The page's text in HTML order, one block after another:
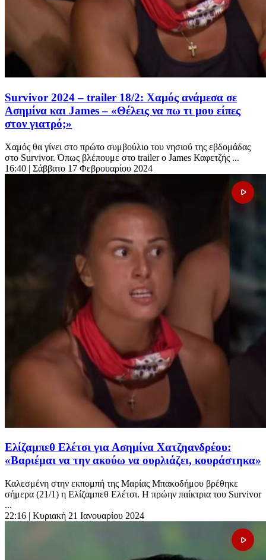
Survivor 2024 – trailer 18/2: Χαμός ανάμεσα σε
Ασημίνα και James – «Θέλεις να πω τι μου είπες
στον γιατρό;»
Χαμός θα γίνει στο πρώτο συμβούλιο του νησιού της εβδομάδας
στο Survivor. Όπως βλέπουμε στο trailer ο James Καφετζής ...
16:40 | Σάββατο 17 Φεβρουαρίου 2024
Ελίζαμπεθ Ελέτσι για Ασημίνα Χατζηανδρέου:
«Βαριέμαι να την ακούω να ουρλιάζει, κουράστηκα»
Καλεσμένη στην εκπομπή της Μαρίας Μπακοδήμου βρέθηκε
σήμερα (21/1) η Ελίζαμπεθ Ελέτσι. Η πρώην παίκτρια του Survivor
...
22:16 | Κυριακή 21 Ιανουαρίου 2024